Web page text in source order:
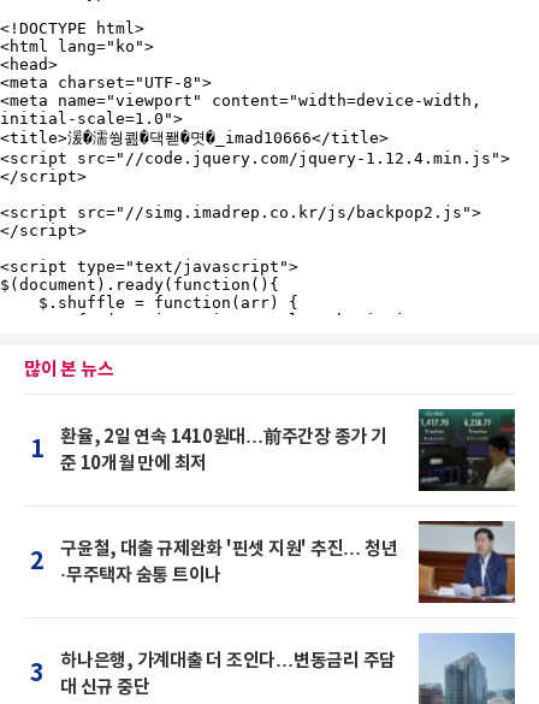
많이 본 뉴스
1
환율, 2일 연속 1410원대…前주간장 종가 기
준 10개월 만에 최저
2
구윤철, 대출 규제완화 '핀셋 지원' 추진… 청년
·무주택자 숨통 트이나
3
하나은행, 가계대출 더 조인다…변동금리 주담
대 신규 중단